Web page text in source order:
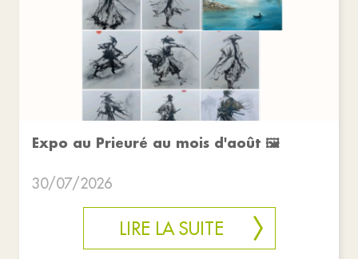
Expo au Prieuré au mois d'août 🖼️
30/07/2026
LIRE LA SUITE